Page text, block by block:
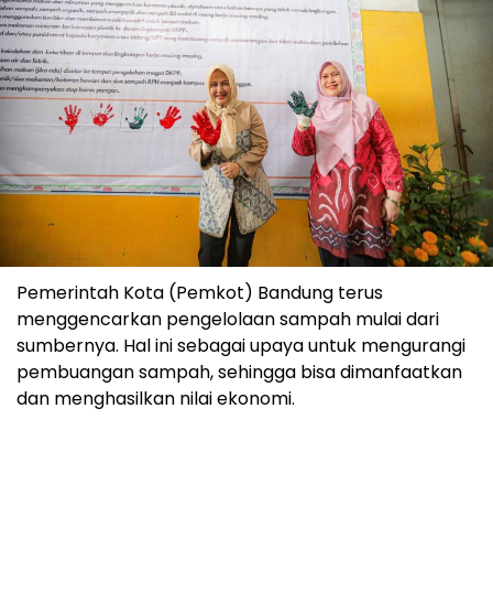
Pemerintah Kota (Pemkot) Bandung terus
menggencarkan pengelolaan sampah mulai dari
sumbernya. Hal ini sebagai upaya untuk mengurangi
pembuangan sampah, sehingga bisa dimanfaatkan
dan menghasilkan nilai ekonomi.